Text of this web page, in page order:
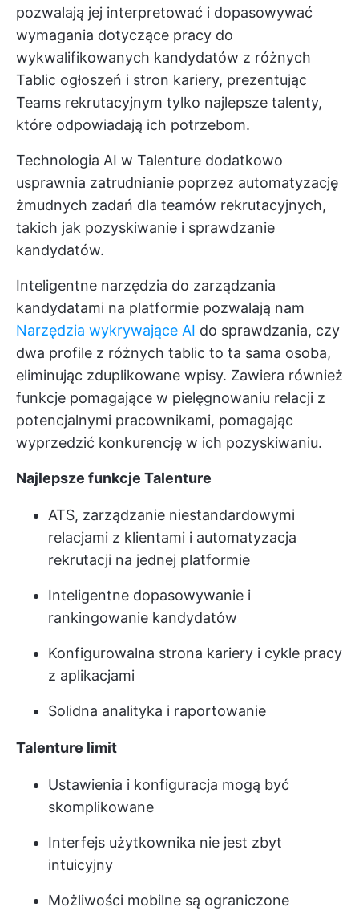
pozwalają jej interpretować i dopasowywać
wymagania dotyczące pracy do
wykwalifikowanych kandydatów z różnych
Tablic ogłoszeń i stron kariery, prezentując
Teams rekrutacyjnym tylko najlepsze talenty,
które odpowiadają ich potrzebom.
Technologia AI w Talenture dodatkowo
usprawnia zatrudnianie poprzez automatyzację
żmudnych zadań dla teamów rekrutacyjnych,
takich jak pozyskiwanie i sprawdzanie
kandydatów.
Inteligentne narzędzia do zarządzania
kandydatami na platformie pozwalają nam
Narzędzia wykrywające AI do sprawdzania, czy
dwa profile z różnych tablic to ta sama osoba,
eliminując zduplikowane wpisy. Zawiera również
funkcje pomagające w pielęgnowaniu relacji z
potencjalnymi pracownikami, pomagając
wyprzedzić konkurencję w ich pozyskiwaniu.
Najlepsze funkcje Talenture
ATS, zarządzanie niestandardowymi
relacjami z klientami i automatyzacja
rekrutacji na jednej platformie
Inteligentne dopasowywanie i
rankingowanie kandydatów
Konfigurowalna strona kariery i cykle pracy
z aplikacjami
Solidna analityka i raportowanie
Talenture limit
Ustawienia i konfiguracja mogą być
skomplikowane
Interfejs użytkownika nie jest zbyt
intuicyjny
Możliwości mobilne są ograniczone